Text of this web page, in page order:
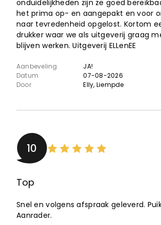
onduidelijkheden zijn ze goed
het prima op- en aangepakt en voor
naar tevredenheid opgelost. Kortom
drukker waar we als uitgeverij graag
blijven werken. Uitgeverij ELLenEE
Aanbeveling
JA!
Datum
07-08-2026
Door
Elly, Liempde
10
Top
Snel en volgens afspraak geleverd.
Aanrader.